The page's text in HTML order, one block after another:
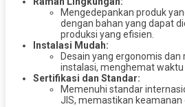
Mengedepankan produk
dengan bahan yang dapat
produksi yang efisien.
Instalasi Mudah:
Desain yang ergonomis
instalasi, menghemat waktu
Sertifikasi dan Standar:
Memenuhi standar
JIS, memastikan keamanan